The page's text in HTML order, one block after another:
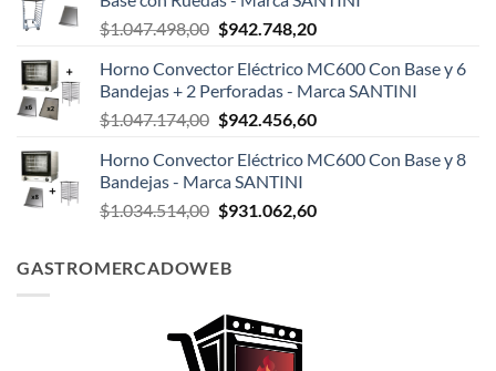
era:
$124.999,00.
es:
$108.199,00.
$1.047.498,00 El
original
era:
$1.047.498,00.
$942.748,20El
actual
es:
$942.748,20.
Horno Convector Eléctrico MC600 Con Base y 6
Bandejas + 2 Perforadas - Marca SANTINI
$1.047.174,00 El
original
era:
$1.047.174,00.
$942.456,60El
actual
$942.456,60.
Horno Convector Eléctrico MC600 Con Base y 8
Bandejas - Marca SANTINI
$1.034.514,00 El
era:
$931.062,60El
GASTROMERCADOWEB